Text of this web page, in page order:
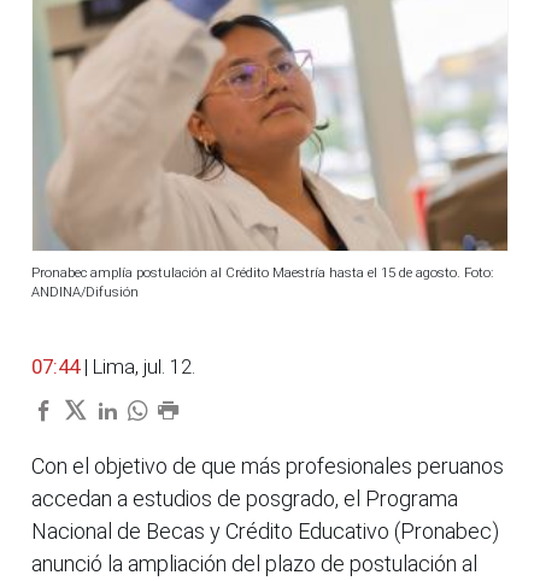
Pronabec amplía postulación al Crédito Maestría hasta el 15 de agosto. Foto:
ANDINA/Difusión
07:44 | Lima, jul. 12.
Con el objetivo de que más profesionales peruanos
accedan a estudios de posgrado, el Programa
Nacional de Becas y Crédito Educativo (Pronabec)
anunció la ampliación del plazo de postulación al